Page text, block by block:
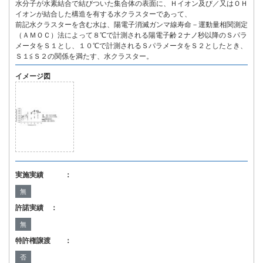
水分子が水素結合で結びついた集合体の表面に、Ｈイオン及び／又はＯＨ
イオンが結合した構造を有する水クラスターであって、
前記水クラスターを含む水は、陽電子消滅ガンマ線寿命－運動量相関測定
（ＡＭＯＣ）法によって８℃で計測される陽電子齢２ナノ秒以降のＳパラ
メータをＳ１とし、１０℃で計測されるＳパラメータをＳ２としたとき、
Ｓ１≦Ｓ２の関係を満たす、水クラスター。
イメージ図
実施実績 ：
無
許諾実績 ：
無
特許権譲渡 ：
否